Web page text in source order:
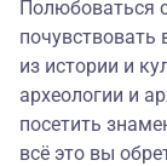
Полюбоваться
почувствовать
из истории и
археологии и
посетить
всё это вы